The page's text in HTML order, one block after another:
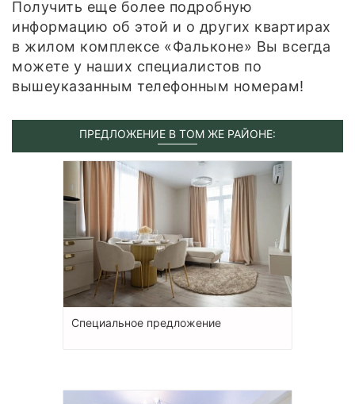
Получить еще более подробную
информацию об этой и о других квартирах
в жилом комплексе «Фальконе» Вы всегда
можете у наших специалистов по
вышеуказанным телефонным номерам!
ПРЕДЛОЖЕНИЕ В ТОМ ЖЕ РАЙОНЕ:
Специальное предложение